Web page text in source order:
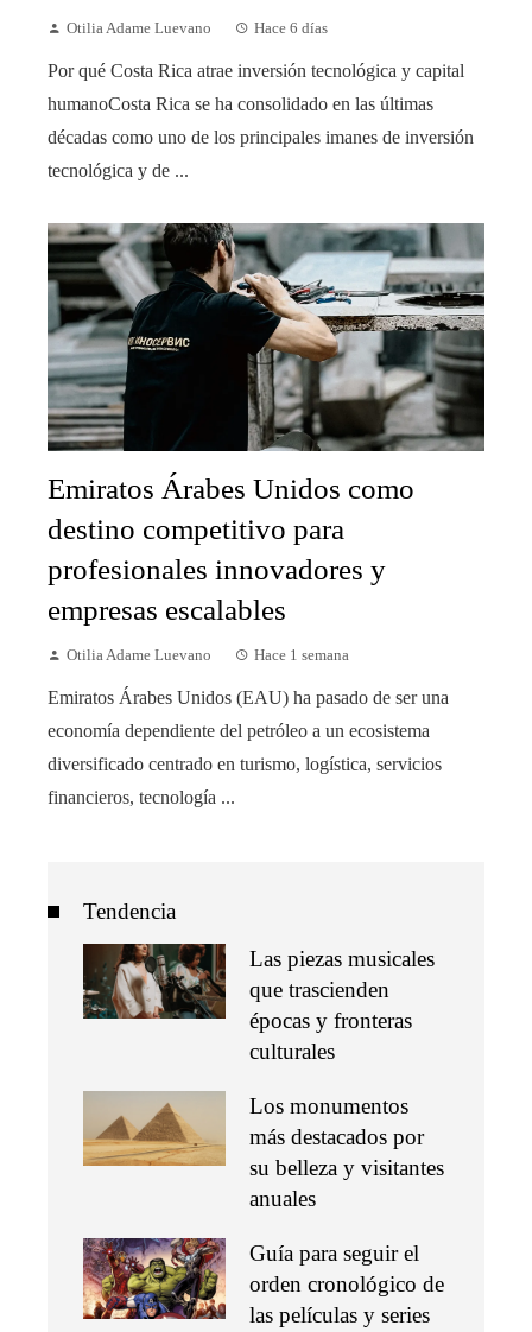
Otilia Adame Luevano Hace 6 días
Por qué Costa Rica atrae inversión tecnológica y capital
humanoCosta Rica se ha consolidado en las últimas
décadas como uno de los principales imanes de inversión
tecnológica y de ...
Emiratos Árabes Unidos como
destino competitivo para
profesionales innovadores y
empresas escalables
Otilia Adame Luevano Hace 1 semana
Emiratos Árabes Unidos (EAU) ha pasado de ser una
economía dependiente del petróleo a un ecosistema
diversificado centrado en turismo, logística, servicios
financieros, tecnología ...
Tendencia
Las piezas musicales
que trascienden
épocas y fronteras
culturales
Los monumentos
más destacados por
su belleza y visitantes
anuales
Guía para seguir el
orden cronológico de
las películas y series